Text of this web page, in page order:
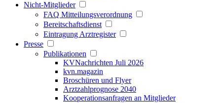
Nicht-Mitglieder
FAQ Mitteilungsverordnung
Bereitschaftsdienst
Eintragung Arztregister
Presse
Publikationen
KVNachrichten Juli 2026
kvn.magazin
Broschüren und Flyer
Arztzahlprognose 2040
Kooperationsanfragen an Mitglieder